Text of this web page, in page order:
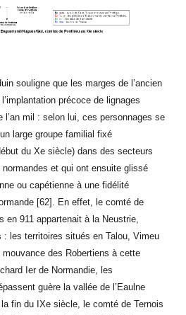
souligne que les marges de l’ancien
précoce de lignages
l’an mil : selon lui, ces personnages se
large groupe familial fixé
du Xe siècle) dans des secteurs
et qui ont ensuite glissé
ou capétienne à une fidélité
[62]. En effet, le comté de
en 911 appartenait à la Neustrie,
: les territoires situés en Talou, Vimeu
des Robertiens à cette
Ier de Normandie, les
guère la vallée de l’Eaulne
fin du IXe siècle, le comté de Ternois